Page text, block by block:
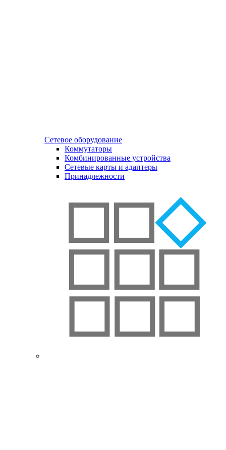
Сетевое оборудование
Коммутаторы
Комбинированные устройства
Сетевые карты и адаптеры
Принадлежности